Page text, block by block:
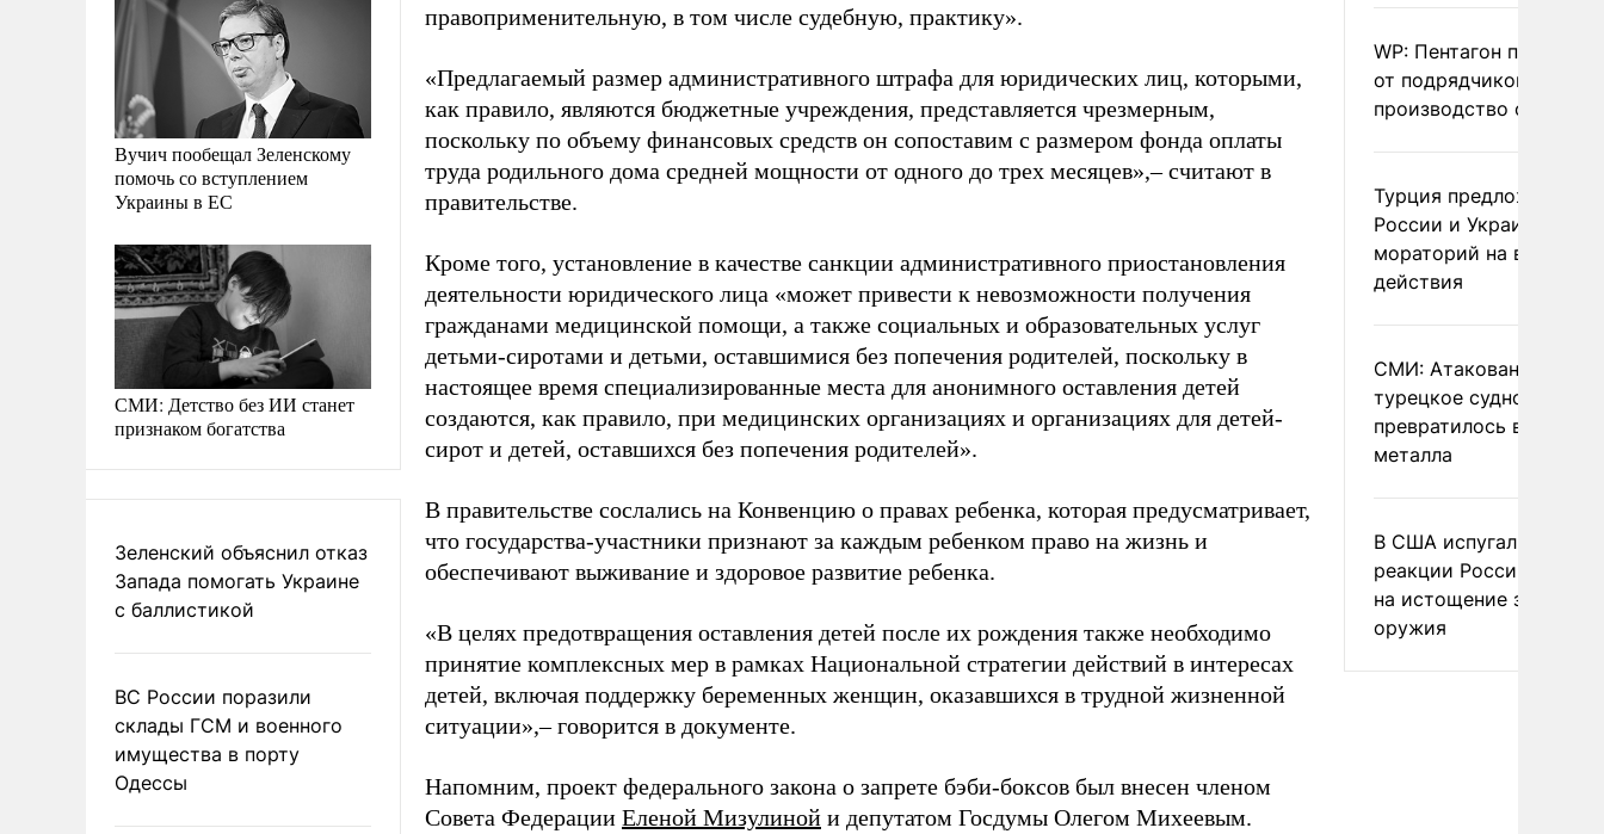
Вучич пообещал Зеленскому
помочь со вступлением
Украины в ЕС
СМИ: Детство без ИИ станет
признаком богатства
Зеленский объяснил отказ
Запада помогать Украине
с баллистикой
ВС России поразили
склады ГСМ и военного
имущества в порту
Одессы
правоприменительную, в том числе судебную, практику».
«Предлагаемый размер административного штрафа для юридических лиц, которыми,
как правило, являются бюджетные учреждения, представляется чрезмерным,
поскольку по объему финансовых средств он сопоставим с размером фонда оплаты
труда родильного дома средней мощности от одного до трех месяцев»,– считают в
правительстве.
Кроме того, установление в качестве санкции административного приостановления
деятельности юридического лица «может привести к невозможности получения
гражданами медицинской помощи, а также социальных и образовательных услуг
детьми-сиротами и детьми, оставшимися без попечения родителей, поскольку в
настоящее время специализированные места для анонимного оставления детей
создаются, как правило, при медицинских организациях и организациях для детей-
сирот и детей, оставшихся без попечения родителей».
В правительстве сослались на Конвенцию о правах ребенка, которая предусматривает,
что государства-участники признают за каждым ребенком право на жизнь и
обеспечивают выживание и здоровое развитие ребенка.
«В целях предотвращения оставления детей после их рождения также необходимо
принятие комплексных мер в рамках Национальной стратегии действий в интересах
детей, включая поддержку беременных женщин, оказавшихся в трудной жизненной
ситуации»,– говорится в документе.
Напомним, проект федерального закона о запрете бэби-боксов был внесен членом
Совета Федерации Еленой Мизулиной и депутатом Госдумы Олегом Михеевым.
WP: Пентагон
от подрядчиков
производство оружия
Турция предложила
России и Украине
мораторий на военные
действия
СМИ: Атакованное ВСУ
турецкое судно
превратилось в груду
металла
В США испугались
реакции России и
на истощение запасов
оружия